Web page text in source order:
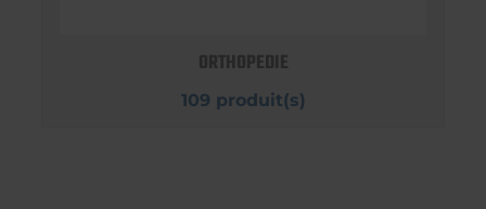
ORTHOPEDIE
109 produit(s)